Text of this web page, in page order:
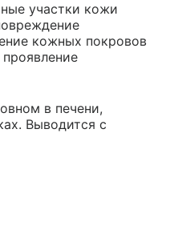
участки кожи
кожных покровов
в печени,
Выводится с